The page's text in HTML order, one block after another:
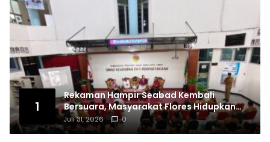
1
Rekaman Hampir Seabad Kembali
Bersuara, Masyarakat Flores Hidupkan
Lagi Ingatan Leluhur
Juli 31, 2026 0